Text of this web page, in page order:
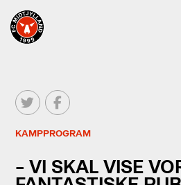
KAMPPROGRAM
– VI SKAL VISE